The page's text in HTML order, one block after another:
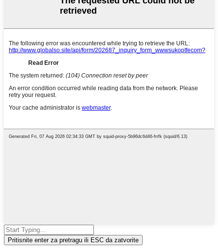
Pritisnite enter za pretragu ili ESC da zatvorite